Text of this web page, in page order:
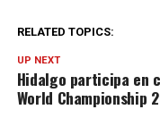
RELATED TOPICS:
UP NEXT
Hidalgo participa en
World Championship